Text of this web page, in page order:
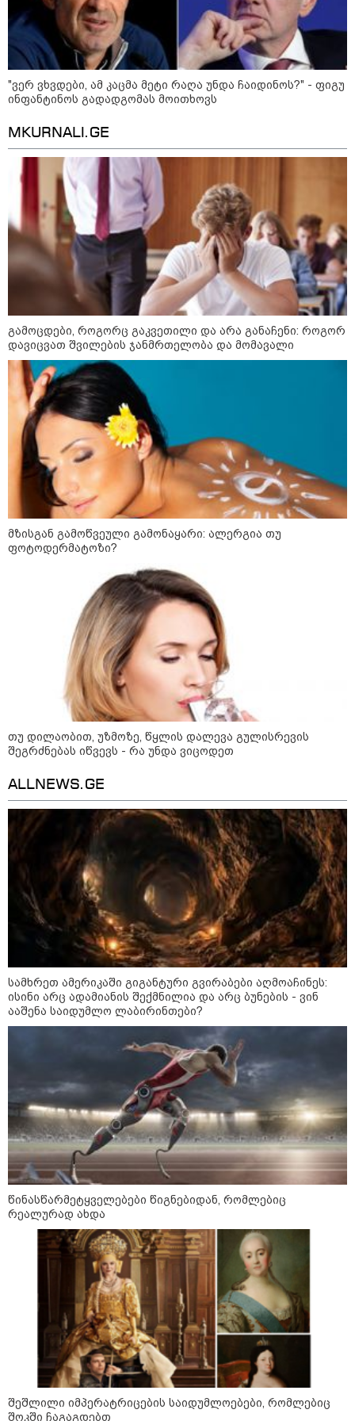
დონალდ ტრამპის სიტყვით
გამოსვლისას დამსწრეები
სახალისო შემთხვევის მოწმენი
გახდნენ
23:45 / 05-08-2026
ტრაგედია შოტლანდიაში - 35
14:08 / 05-08-2026
ლაიფციგის აეროპორტში
უკრაინულ თვითმფრინავთან
ახლოს ასაფეთქებელი
მოწყობილობით აღჭურვილი
დრონი აღმოაჩინეს - რას წერს
მედია
13:22 / 05-08-2026
საფრანგეთის სოფელში ტყის
ხანძრის შემდეგ მეორე
მსოფლიო ომის დროინდელი
კატეგორიის ყველა სიახლე
თეატრალური დიპლომატია
გამუდმებით მეორდება -
შეასრულეთ ვალდებულებები,
მეტი თეატრი არ გვჭირდება
მიხაილ ფედოროვი აცხადებს, რომ
რუსეთის ტერიტორიაზე
სამიზნეების წინააღმდეგ Starlink-
ის გამოყენების საკითხზე ილონ
მასკთან მოლაპარაკებებს
აწარმოებს
2008 წლის რუსეთ-საქართველოს
ომიდან 18 წელი გავიდა
სამოქალაქო საზოგადოების
წარმომადგენლები 2008 წლის
რუსეთ-საქართველოს აგვისტოს
ომის 18 წლისთავთან
დაკავშირებით ერთობლივ
განცხადებას ავრცელებენ
საზოგადოება
21:03 / 05-08-2026
რამ გამოიწვია საქართველოს
ელექტროენერგეტიკული სისტემის სრული
გათიშვა - რას ამბობს სემეკ-ის წევრი
23:14 / 06-08-2026
სამოქალაქო საზოგადოების
წარმომადგენლები 2008 წლის
რუსეთ-საქართველოს აგვისტოს
"ვერ ვხვდები, ამ კაცმა მეტი რაღა უნდა ჩაიდინოს?" - ფიგუ
ინფანტინოს გადადგომას მოითხოვს
MKURNALI.GE
გამოცდები, როგორც გაკვეთილი და არა განაჩენი: როგორ
დავიცვათ შვილების ჯანმრთელობა და მომავალი
მზისგან გამოწვეული გამონაყარი: ალერგია თუ
ფოტოდერმატოზი?
თუ დილაობით, უზმოზე, წყლის დალევა გულისრევის
შეგრძნებას იწვევს - რა უნდა ვიცოდეთ
ALLNEWS.GE
სამხრეთ ამერიკაში გიგანტური გვირაბები აღმოაჩინეს:
ისინი არც ადამიანის შექმნილია და არც ბუნების - ვინ
ააშენა საიდუმლო ლაბირინთები?
წინასწარმეტყველებები წიგნებიდან, რომლებიც
რეალურად ახდა
შეშლილი იმპერატრიცების საიდუმლოებები, რომლებიც
შოკში ჩაგაგდებთ